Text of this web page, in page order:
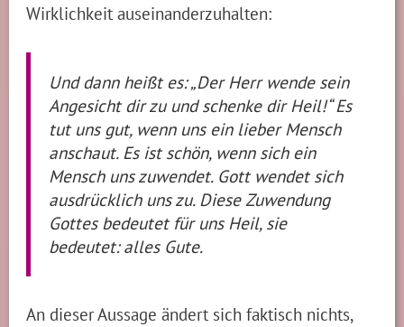
Wirklichkeit auseinanderzuhalten:
Und dann heißt es: „Der Herr wende sein
Angesicht dir zu und schenke dir Heil!“ Es
tut uns gut, wenn uns ein lieber Mensch
anschaut. Es ist schön, wenn sich ein
Mensch uns zuwendet. Gott wendet sich
ausdrücklich uns zu. Diese Zuwendung
Gottes bedeutet für uns Heil, sie
bedeutet: alles Gute.
An dieser Aussage ändert sich faktisch nichts,